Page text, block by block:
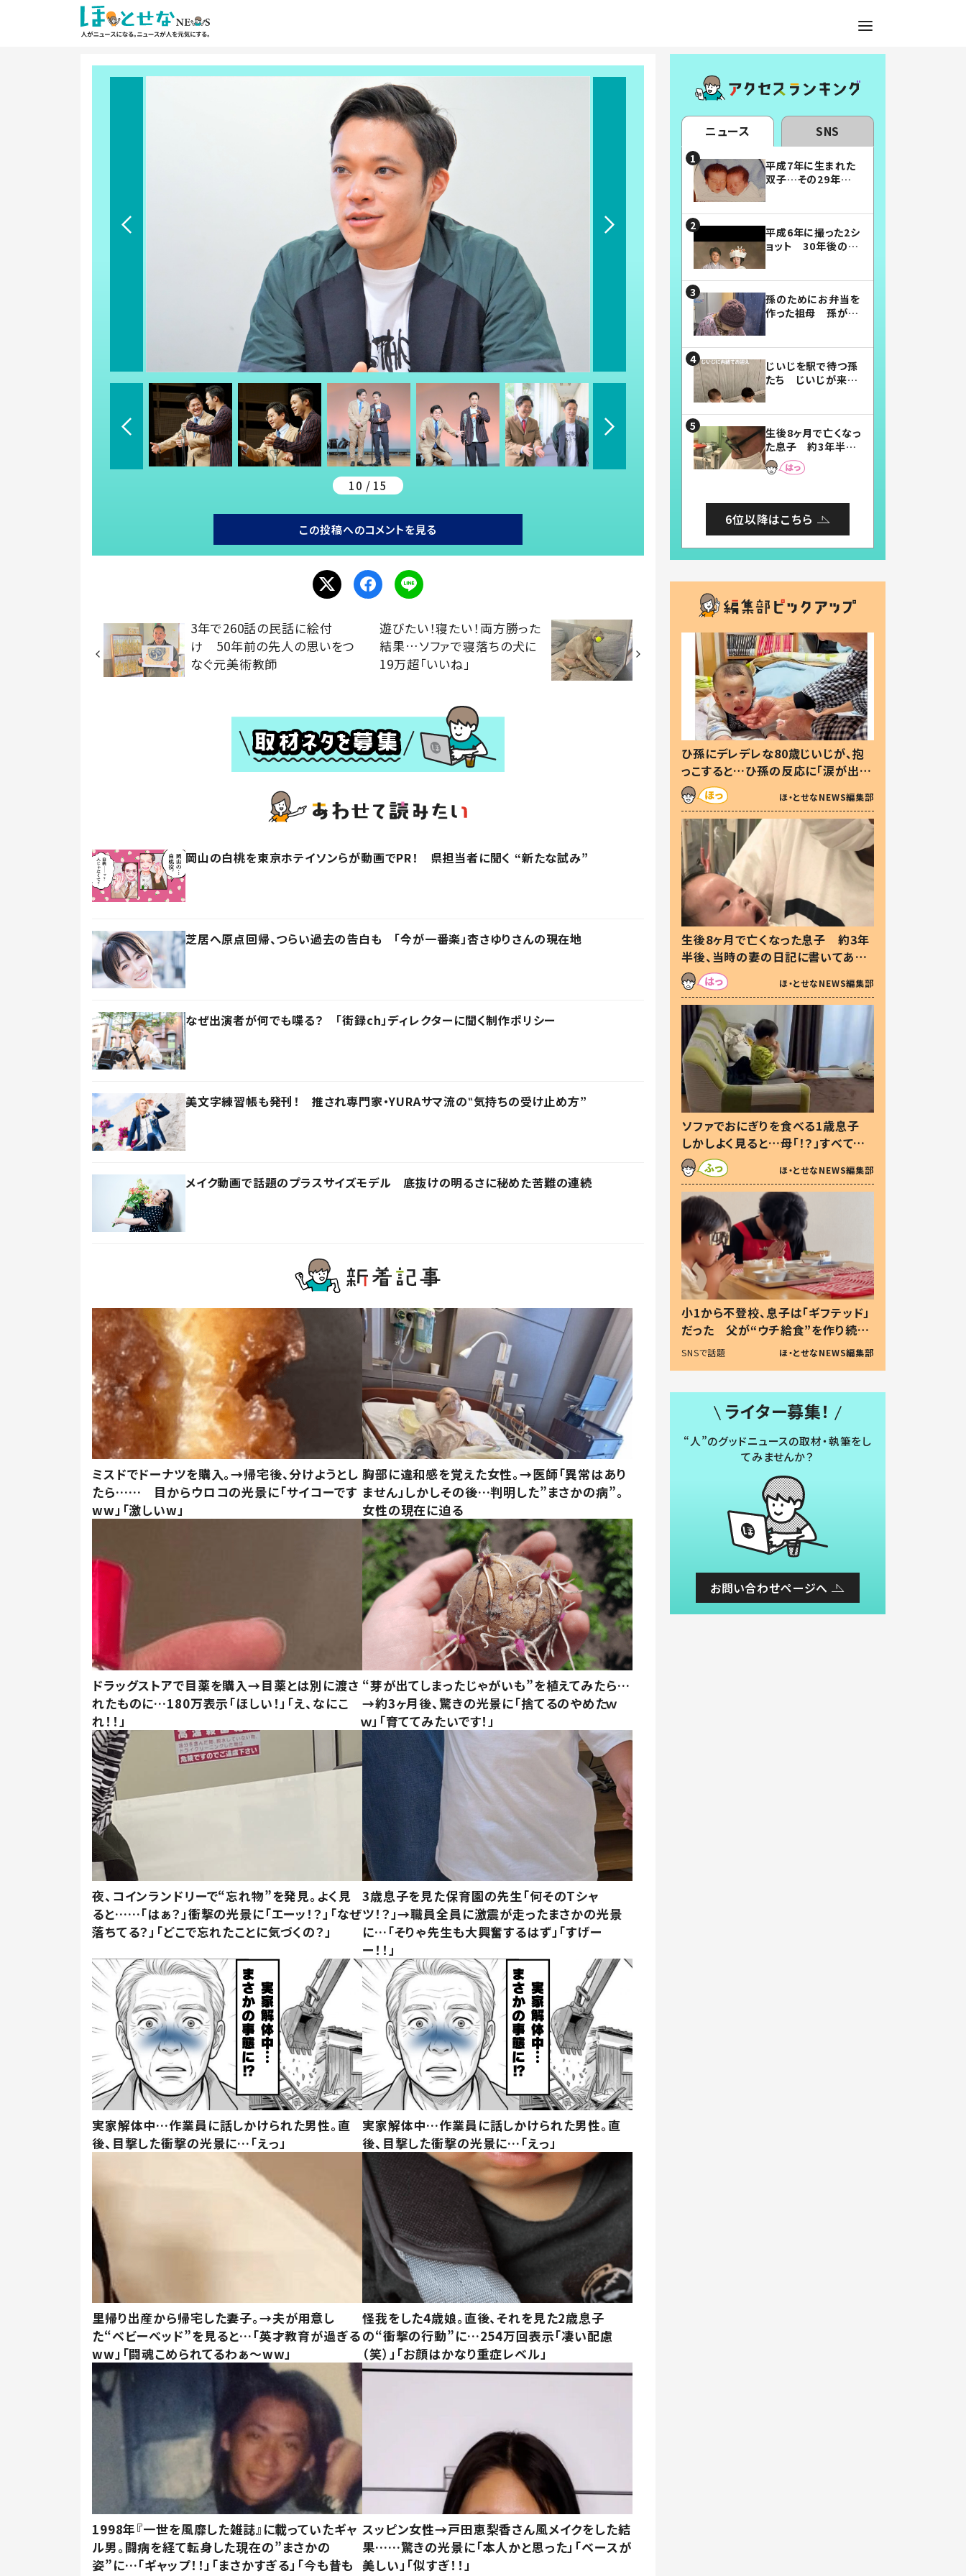
10 / 15
この投稿へのコメントを見る
3年で260話の民話に絵付
け 50年前の先人の思いをつ
なぐ元美術教師
遊びたい！寝たい！両方勝った
結果…ソファで寝落ちの犬に
19万超「いいね」
岡山の白桃を東京ホテイソンらが動画でPR！ 県担当者に聞く “新たな試み”
芝居へ原点回帰、つらい過去の告白も 「今が一番楽」杏さゆりさんの現在地
なぜ出演者が何でも喋る？ 「街録ch」ディレクターに聞く制作ポリシー
美文字練習帳も発刊！ 推され専門家・YURAサマ流の‟気持ちの受け止め方”
メイク動画で話題のプラスサイズモデル 底抜けの明るさに秘めた苦難の連続
ミスドでドーナツを購入。→帰宅後、分けようとし
たら…… 目からウロコの光景に「サイコーです
ww」「激しいw」
胸部に違和感を覚えた女性。→医師「異常はあり
ません」しかしその後…判明した”まさかの病”。
女性の現在に迫る
ドラッグストアで目薬を購入→目薬とは別に渡さ
れたものに…180万表示「ほしい！」「え、なにこ
れ！！」
“芽が出てしまったじゃがいも”を植えてみたら…
→約3ヶ月後、驚きの光景に「捨てるのやめたｗ
ｗ」「育ててみたいです！」
夜、コインランドリーで“忘れ物”を発見。よく見
ると……「はぁ？」衝撃の光景に「エーッ！？」「なぜ
落ちてる？」「どこで忘れたことに気づくの？」
3歳息子を見た保育園の先生「何そのTシャ
ツ！？」→職員全員に激震が走ったまさかの光景
に…「そりゃ先生も大興奮するはず」「すげー
ー！！」
実家解体中…作業員に話しかけられた男性。直
後、目撃した衝撃の光景に…「えっ」
実家解体中…作業員に話しかけられた男性。直
後、目撃した衝撃の光景に…「えっ」
里帰り出産から帰宅した妻子。→夫が用意し
た“ベビーベッド”を見ると…「英才教育が過ぎる
ww」「闘魂こめられてるわぁ～ww」
怪我をした4歳娘。直後、それを見た2歳息子
の“衝撃の行動”に…254万回表示「凄い配慮
（笑）」「お顔はかなり重症レベル」
1998年『一世を風靡した雑誌』に載っていたギャ
ル男。闘病を経て転身した現在の”まさかの
姿”に…「ギャップ！！」「まさかすぎる」「今も昔も
スッピン女性→戸田恵梨香さん風メイクをした結
果……驚きの光景に「本人かと思った」「ベースが
美しい」「似すぎ！！」
ニュース SNS
平成7年に生まれた
双子…その29年後
平成6年に撮った2シ
ョット 30年後の姿
孫のためにお弁当を
作った祖母 孫が絶
じいじを駅で待つ孫
たち じいじが来た
まらない」「幸せにな
れる」
生後8ヶ月で亡くなっ
た息子 約3年半
後、当時の妻の日記
に書いてあった本音
6位以降はこちら
ひ孫にデレデレな80歳じいじが、抱
っこすると…ひ孫の反応に「涙が出ま
した」「可愛くて仕方ない」
ほ・とせなNEWS編集部
生後8ヶ月で亡くなった息子 約3年
半後、当時の妻の日記に書いてあっ
た本音とは
ほ・とせなNEWS編集部
ソファでおにぎりを食べる1歳息子
しかしよく見ると…母「！？」すべてを
察した母の投稿に「可愛いから許
す！」「現行犯〜」
ほ・とせなNEWS編集部
小1から不登校、息子は「ギフテッド」
だった 父が“ウチ給食”を作り続け
る理由とは #令和の親 #令和の子
SNSで話題 ほ・とせなNEWS編集部
ライター募集！
“人”のグッドニュースの取材・執筆をし
てみませんか？
お問い合わせページへ